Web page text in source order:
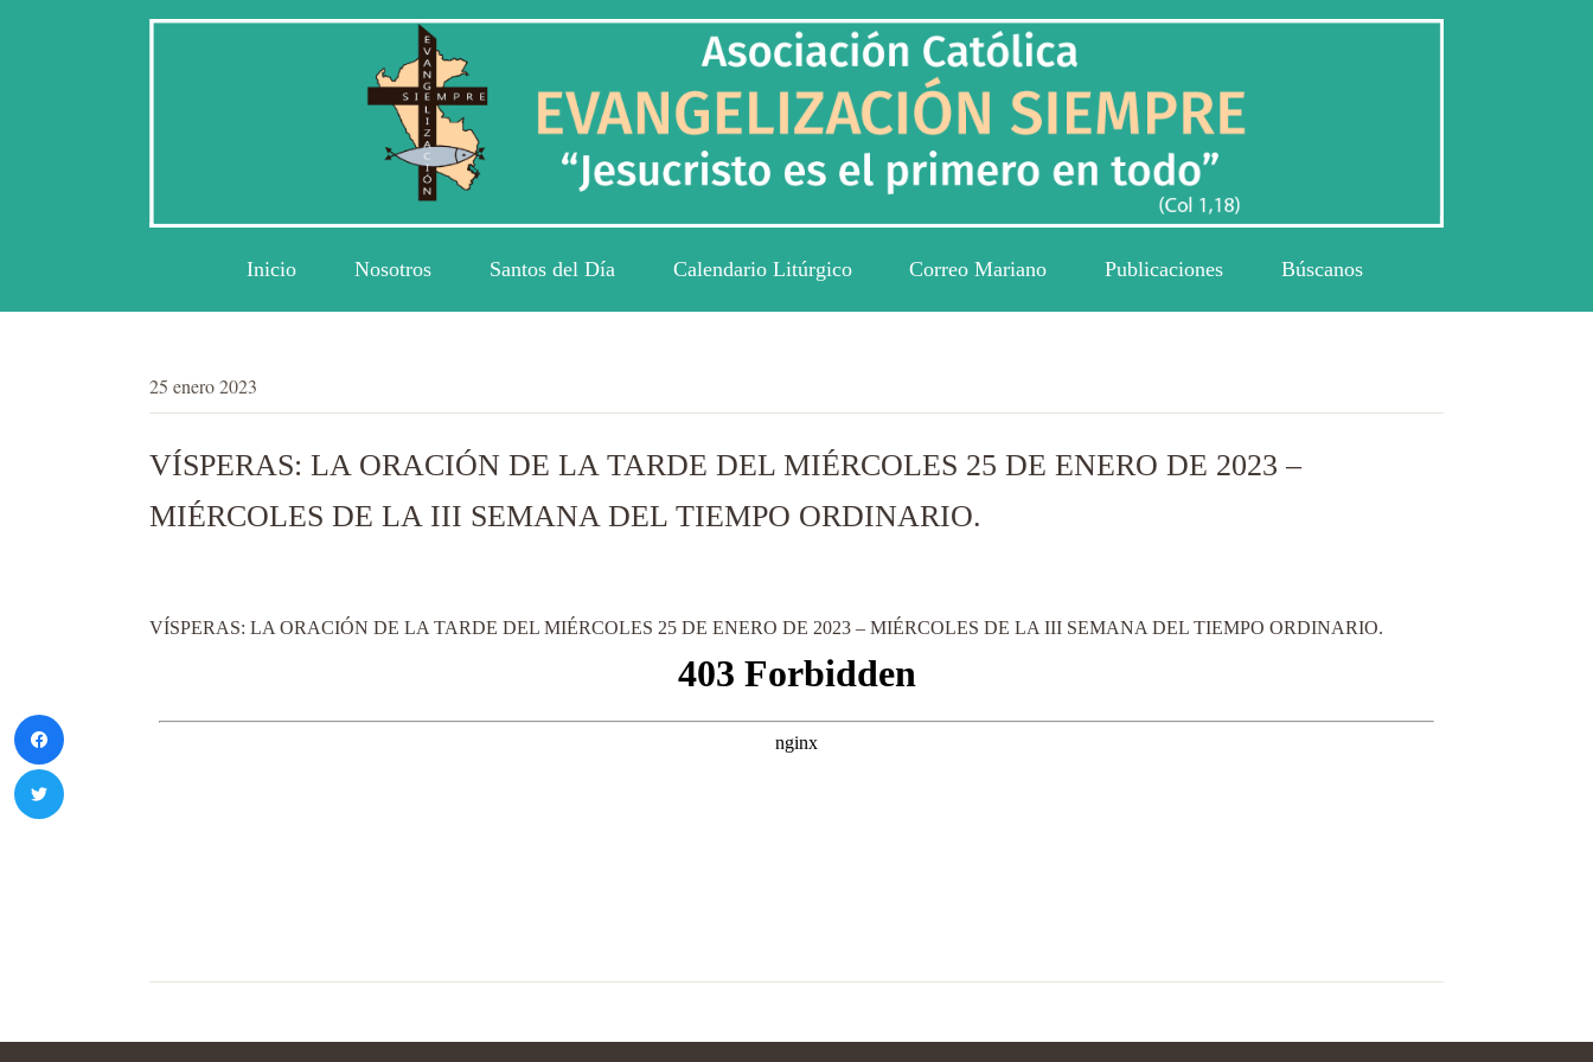
Inicio Nosotros Santos del Día Calendario Litúrgico Correo Mariano Publicaciones Búscanos
25 enero 2023
VÍSPERAS: LA ORACIÓN DE LA TARDE DEL MIÉRCOLES 25 DE ENERO DE 2023 –
MIÉRCOLES DE LA III SEMANA DEL TIEMPO ORDINARIO.
VÍSPERAS: LA ORACIÓN DE LA TARDE DEL MIÉRCOLES 25 DE ENERO DE 2023 – MIÉRCOLES DE LA III SEMANA DEL TIEMPO ORDINARIO.